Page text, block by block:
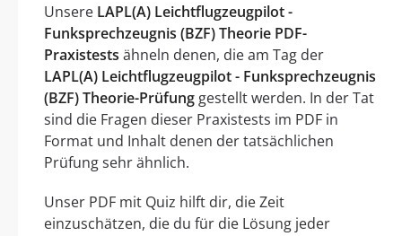
Unsere LAPL(A) Leichtflugzeugpilot -
Funksprechzeugnis (BZF) Theorie PDF-
Praxistests ähneln denen, die am Tag der
LAPL(A) Leichtflugzeugpilot - Funksprechzeugnis
(BZF) Theorie-Prüfung gestellt werden. In der Tat
sind die Fragen dieser Praxistests im PDF in
Format und Inhalt denen der tatsächlichen
Prüfung sehr ähnlich.
Unser PDF mit Quiz hilft dir, die Zeit
einzuschätzen, die du für die Lösung jeder